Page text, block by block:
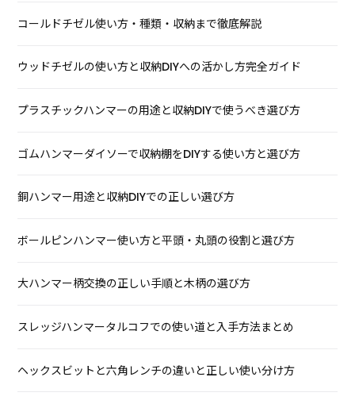
コールドチゼル使い方・種類・収納まで徹底解説
ウッドチゼルの使い方と収納DIYへの活かし方完全ガイド
プラスチックハンマーの用途と収納DIYで使うべき選び方
ゴムハンマーダイソーで収納棚をDIYする使い方と選び方
銅ハンマー用途と収納DIYでの正しい選び方
ボールピンハンマー使い方と平頭・丸頭の役割と選び方
大ハンマー柄交換の正しい手順と木柄の選び方
スレッジハンマータルコフでの使い道と入手方法まとめ
ヘックスビットと六角レンチの違いと正しい使い分け方